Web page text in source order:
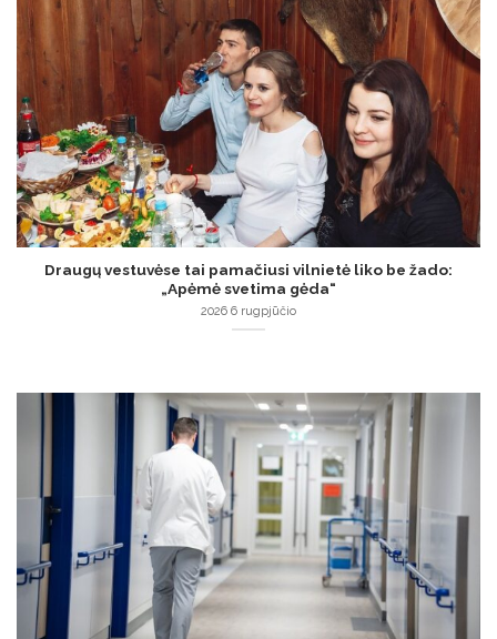
Draugų vestuvėse tai pamačiusi vilnietė liko be žado:
„Apėmė svetima gėda“
2026 6 rugpjūčio